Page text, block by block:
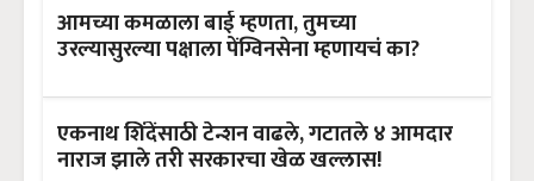
आमच्या कमळाला बाई म्हणता, तुमच्या
उरल्यासुरल्या पक्षाला पेंग्विनसेना म्हणायचं का?
एकनाथ शिंदेंसाठी टेन्शन वाढले, गटातले ४ आमदार
नाराज झाले तरी सरकारचा खेळ खल्लास!